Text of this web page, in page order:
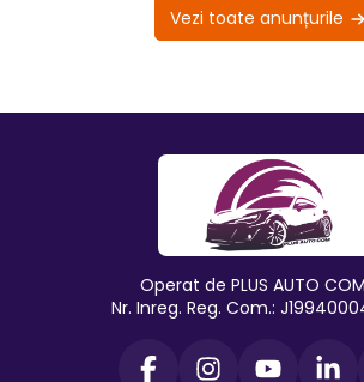
Vezi toate anunțurile
Operat de PLUS AUTO COM
Nr. Inreg. Reg. Com.: